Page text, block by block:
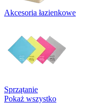
Akcesoria łazienkowe
Sprzątanie
Pokaż wszystko